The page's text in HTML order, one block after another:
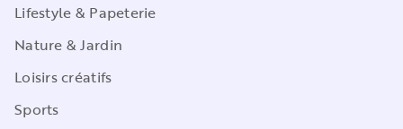
Lifestyle & Papeterie
Nature & Jardin
Loisirs créatifs
Sports